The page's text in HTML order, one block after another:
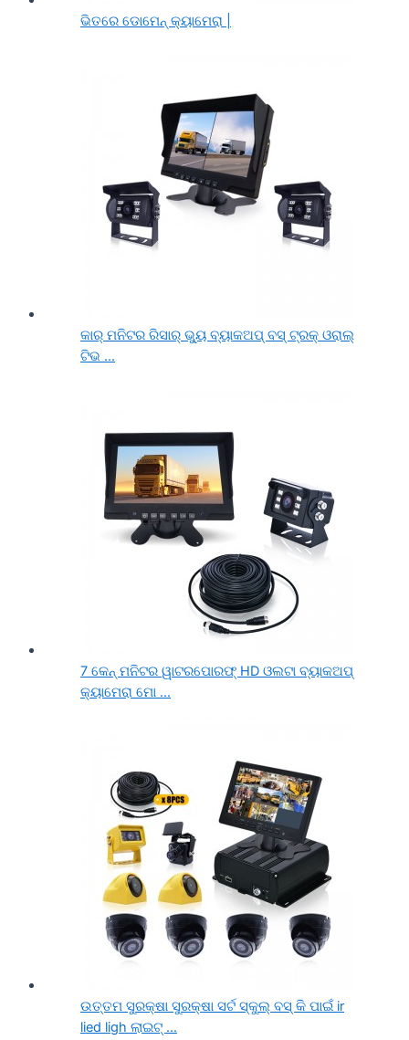
ଭିତରେ ଡୋମେନ୍ କ୍ୟାମେରା |
କାର୍ ମନିଟର ରିସାର୍ ଭ୍ୟୁ ବ୍ୟାକଅପ୍ ବସ୍ ଟ୍ରକ୍ ଓରାଲ୍
ଟିଭ ...
7 କେନ୍ ମନିଟର ୱାଟରପୋରଫ୍ HD ଓଲଟା ବ୍ୟାକଅପ୍
କ୍ୟାମେରା ମୋ ...
ଉତ୍ତମ ସୁରକ୍ଷା ସୁରକ୍ଷା ସର୍ଟ ସ୍କୁଲ୍ ବସ୍ କି ପାଇଁ ir
lied ligh ଲାଇଟ୍ ...